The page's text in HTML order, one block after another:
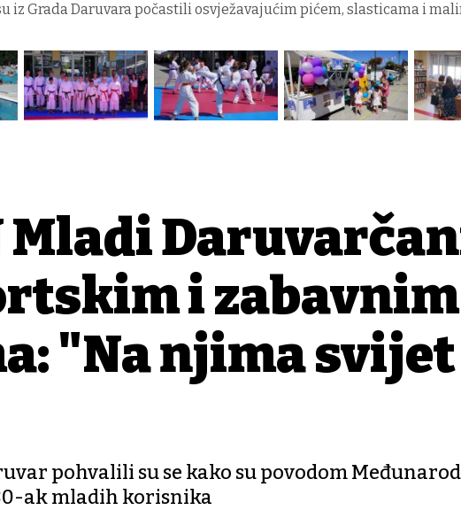
iz Grada Daruvara počastili osvježavajućim pićem, slasticama i
Mladi
i zabavnim
"Na njima svijet
pohvalili su se kako su povodom
ak mladih korisnika